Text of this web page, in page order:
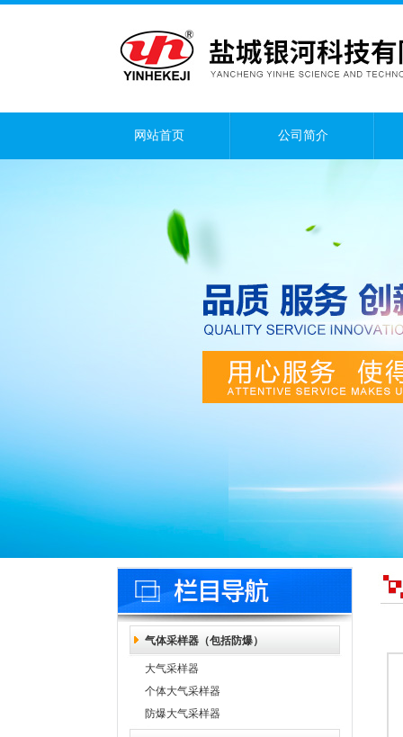
网站首页 公司简介
气体采样器（包括防爆）
大气采样器
个体大气采样器
防爆大气采样器